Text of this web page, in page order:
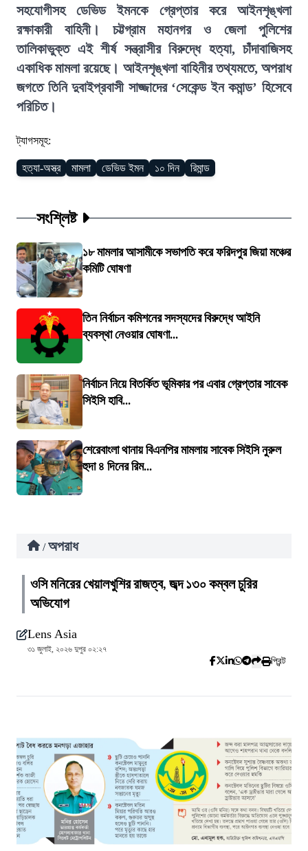
সহযোগীসহ ডেভিড ইমনকে গ্রেপ্তার করে আইনশৃঙ্খলা
রক্ষাকারী বাহিনী। চট্টগ্রাম মহানগর ও জেলা পুলিশের
তালিকাভুক্ত এই শীর্ষ সন্ত্রাসীর বিরুদ্ধে হত্যা, চাঁদাবাজিসহ
একাধিক মামলা রয়েছে। আইনশৃঙ্খলা বাহিনীর তথ্যমতে, অপরাধ
জগতে তিনি দুবাইপ্রবাসী সাজ্জাদের ‘সেকেন্ড ইন কমান্ড’ হিসেবে
পরিচিত।
ট্যাগসমূহ:
হত্যা-অস্ত্র মামলা ডেভিড ইমন ১০ দিন রিমান্ড
সংশ্লিষ্ট
১৮ মামলার আসামীকে সভাপতি করে ফরিদপুর জিয়া মঞ্চের
কমিটি ঘোষণা
তিন নির্বাচন কমিশনের সদস্যদের বিরুদ্ধে আইনি
ব্যবস্থা নেওয়ার ঘোষণা...
নির্বাচন নিয়ে বিতর্কিত ভূমিকার পর এবার গ্রেপ্তার সাবেক
সিইসি হাবি...
শেরেবাংলা থানায় বিএনপির মামলায় সাবেক সিইসি নুরুল
হুদা ৪ দিনের রিম...
/ অপরাধ
ওসি মনিরের খেয়ালখুশির রাজত্ব, জব্দ ১৩০ কম্বল চুরির
অভিযোগ
Lens Asia
৩১ জুলাই, ২০২৬ দুপুর ০২:২৭
প্রিন্ট